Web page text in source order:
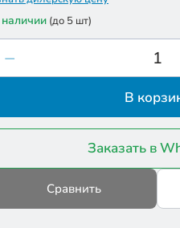
(до 5 шт)
В
Заказать в
Сравнить